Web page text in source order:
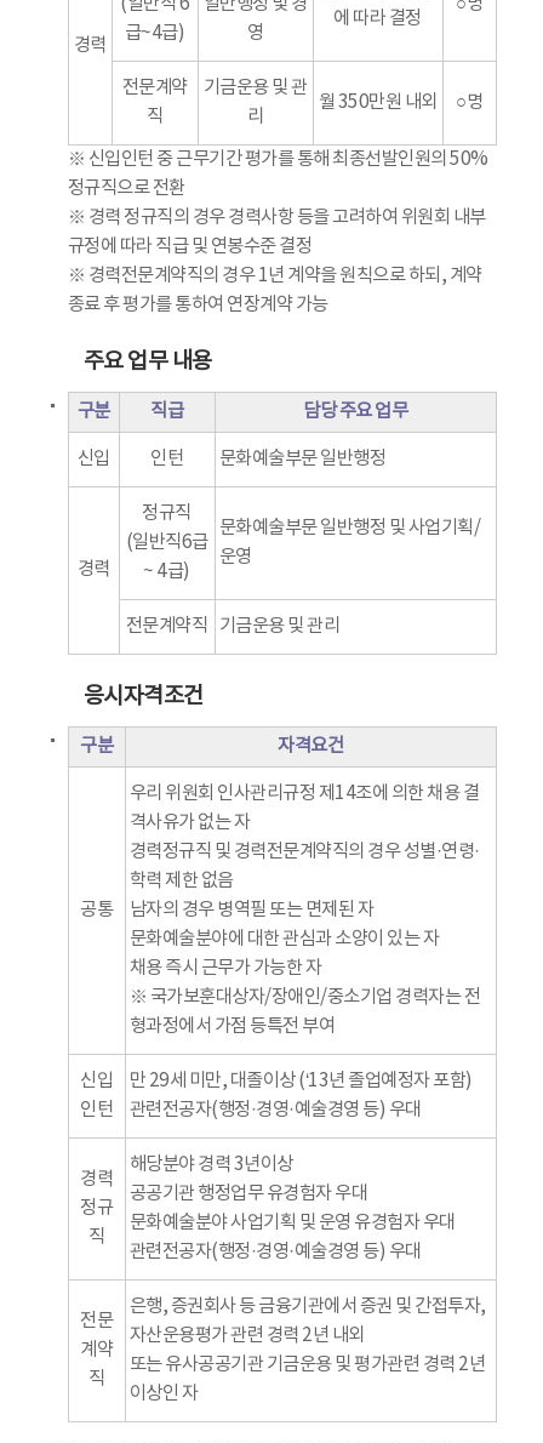
경력
(일반직 6
급~4급)
일반행정 및 경
영
에 따라 결정
○명
전문계약
직
기금운용 및 관
리
월 350만원 내외 ○명
※ 신입인턴 중 근무기간 평가를 통해 최종선발인원의 50%
정규직으로 전환
※ 경력 정규직의 경우 경력사항 등을 고려하여 위원회 내부
규정에 따라 직급 및 연봉수준 결정
※ 경력전문계약직의 경우 1년 계약을 원칙으로 하되, 계약
종료 후 평가를 통하여 연장계약 가능
주요 업무 내용
구분 직급 담당 주요 업무
신입 인턴 문화예술부문 일반행정
경력
정규직
(일반직6급
~ 4급)
문화예술부문 일반행정 및 사업기획/
운영
전문계약직 기금운용 및 관리
응시자격조건
구분 자격요건
공통
우리 위원회 인사관리규정 제14조에 의한 채용 결
격사유가 없는 자
경력정규직 및 경력전문계약직의 경우 성별·연령·
학력 제한 없음
남자의 경우 병역필 또는 면제된 자
문화예술분야에 대한 관심과 소양이 있는 자
채용 즉시 근무가 가능한 자
※ 국가보훈대상자/장애인/중소기업 경력자는 전
형과정에서 가점 등특전 부여
신입
인턴
만 29세 미만, 대졸이상 (‘13년 졸업예정자 포함)
관련전공자(행정·경영·예술경영 등) 우대
경력
정규
직
해당분야 경력 3년이상
공공기관 행정업무 유경험자 우대
문화예술분야 사업기획 및 운영 유경험자 우대
관련전공자(행정·경영·예술경영 등) 우대
전문
계약
직
은행, 증권회사 등 금융기관에서 증권 및 간접투자,
자산운용평가 관련 경력 2년 내외
또는 유사공공기관 기금운용 및 평가관련 경력 2년
이상인 자